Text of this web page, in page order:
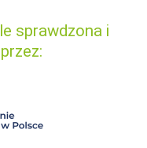
sprawdzona i